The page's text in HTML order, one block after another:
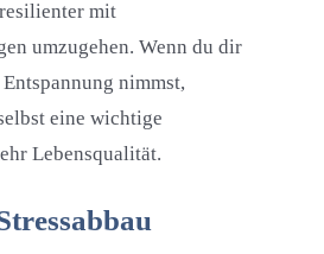
mit
umzugehen. Wenn du dir
nimmst,
eine wichtige
Lebensqualität.